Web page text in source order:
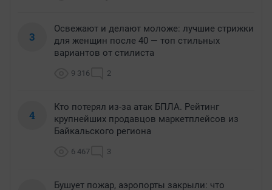
3
Освежают и делают моложе: лучшие стрижки
для женщин после 40 — топ стильных
вариантов от стилиста
9 316 2
4
Кто потерял из-за атак БПЛА. Рейтинг
крупнейших продавцов маркетплейсов из
Байкальского региона
6 467 3
Бушует пожар, аэропорты закрыли: что